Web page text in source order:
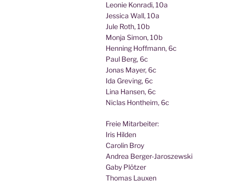
Leo­nie Kon­ra­di, 10a
Jes­si­ca Wall, 10a
Jule Roth, 10b
Mon­ja Simon, 10b
Hen­ning Hoff­mann, 6c
Paul Berg, 6c
Jonas May­er, 6c
Ida Gre­ving, 6c
Lina Han­sen, 6c
Nic­las Hont­heim, 6c
Freie Mit­ar­bei­ter:
Iris Hilden
Caro­lin Broy
Andrea Berger-Jaroszewski
Gaby Plötzer
Tho­mas Lauxen